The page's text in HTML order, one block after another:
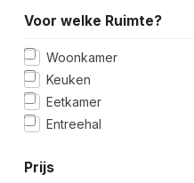
Voor welke Ruimte?
Woonkamer
Keuken
Eetkamer
Entreehal
Prijs